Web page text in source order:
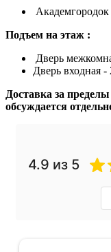
Подъем на этаж :
Дверь
Дверь входная -
Доставка за
обсуждается
4.9 из 5